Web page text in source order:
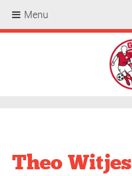
Theo Witjes
Menu